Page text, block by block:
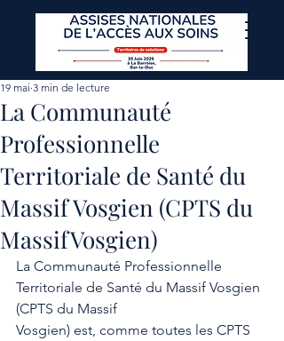
La Communauté
Professionnelle
Territoriale de Santé du
Massif Vosgien (CPTS du
MassifVosgien)
19 mai 3 min de lecture
La Communauté Professionnelle
Territoriale de Santé du Massif Vosgien
(CPTS du Massif
Vosgien) est, comme toutes les CPTS